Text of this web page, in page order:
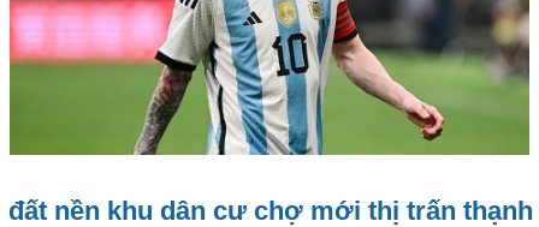
đất nền khu dân cư chợ mới thị trấn thạnh